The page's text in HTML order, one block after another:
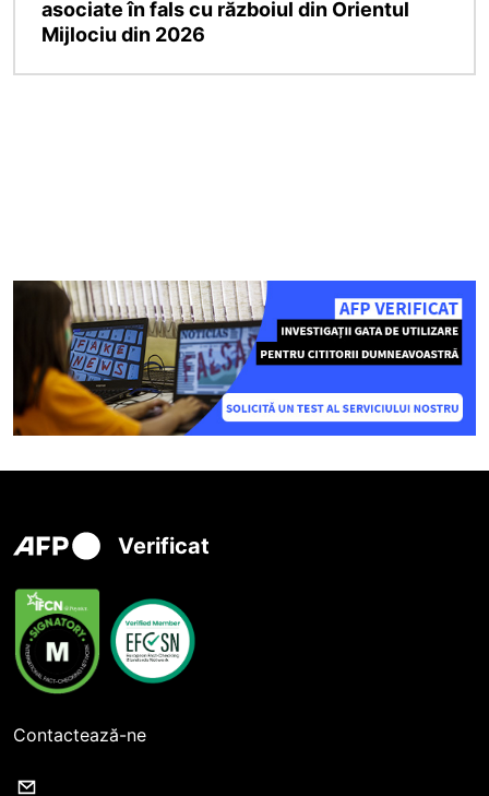
asociate în fals cu războiul din Orientul
Mijlociu din 2026
Verificat
Contactează-ne